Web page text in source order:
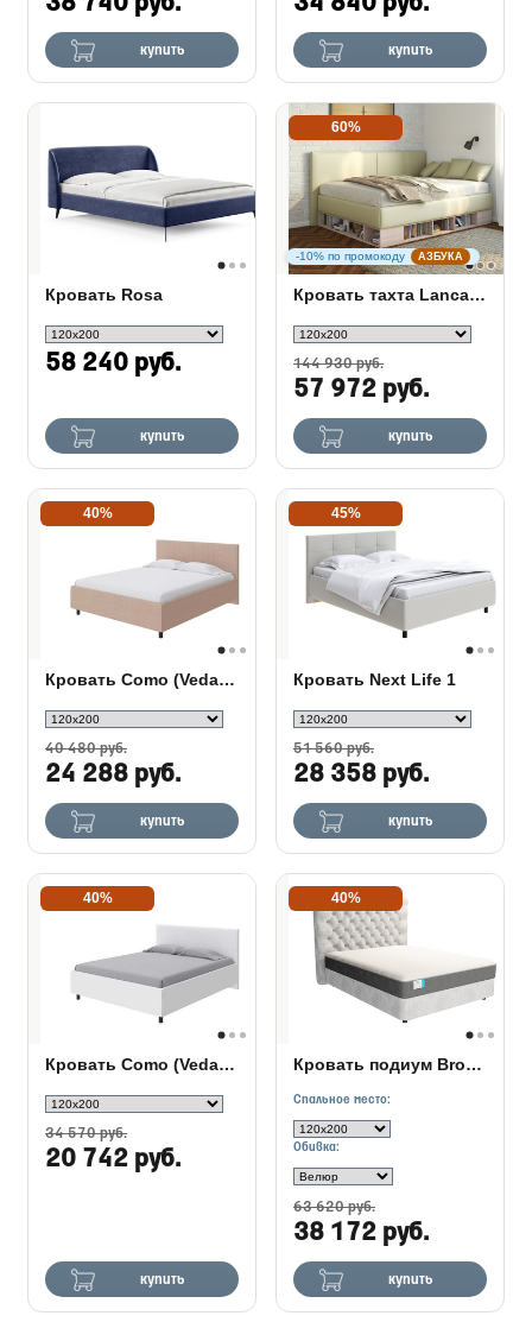
купить купить
Кровать Rosa
58 240 руб.
купить
-10% по промокоду АЗБУКА
60%
Кровать тахта Lancaster 1 с подъемным механизмом
144 930 руб.
57 972 руб.
купить
40%
Кровать Como (Veda) 3 кожа
40 480 руб.
24 288 руб.
купить
45%
Кровать Next Life 1
51 560 руб.
28 358 руб.
купить
40%
Кровать Como (Veda) 3 в ткани
34 570 руб.
20 742 руб.
купить
40%
Кровать подиум Brooklyn с основанием Raibox
Спальное место:
Обивка:
63 620 руб.
38 172 руб.
купить